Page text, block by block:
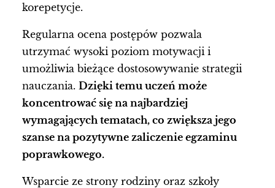
korepetycje.
Regularna ocena postępów pozwala
utrzymać wysoki poziom motywacji i
umożliwia bieżące dostosowywanie strategii
nauczania. Dzięki temu uczeń może
koncentrować się na najbardziej
wymagających tematach, co zwiększa jego
szanse na pozytywne zaliczenie egzaminu
poprawkowego.
Wsparcie ze strony rodziny oraz szkoły